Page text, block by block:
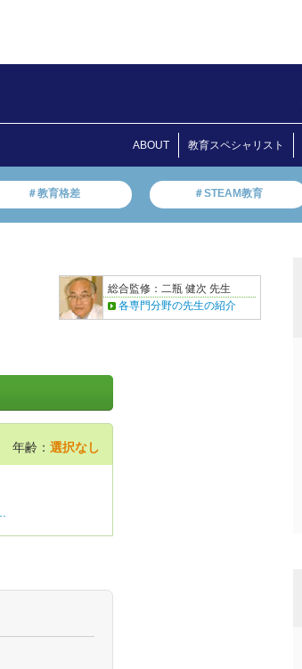
ABOUT 教育スペシャリスト
＃教育格差 ＃STEAM教育
総合監修：二瓶 健次 先生
各専門分野の先生の紹介
年齢： 選択なし